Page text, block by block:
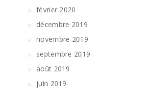
février 2020
décembre 2019
novembre 2019
septembre 2019
août 2019
juin 2019